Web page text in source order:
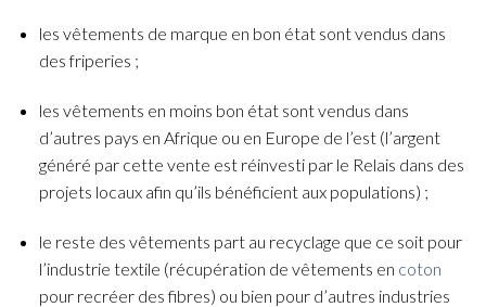
les vêtements de marque en bon état sont vendus dans
des friperies ;
les vêtements en moins bon état sont vendus dans
d’autres pays en Afrique ou en Europe de l’est (l’argent
généré par cette vente est réinvesti par le Relais dans des
projets locaux afin qu’ils bénéficient aux populations) ;
le reste des vêtements part au recyclage que ce soit pour
l’industrie textile (récupération de vêtements en coton
pour recréer des fibres) ou bien pour d’autres industries